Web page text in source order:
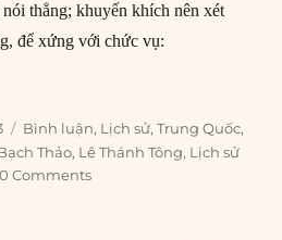
thẳng; khuyến khích nên xét
để xứng với chức vụ:
dưới thời vua Lê Thánh Tông (P2)”
Categories
Bình luận, Lịch sử,Trung Quốc,
Thảo, Lê Thánh Tông, Lịch sử
0 Comments